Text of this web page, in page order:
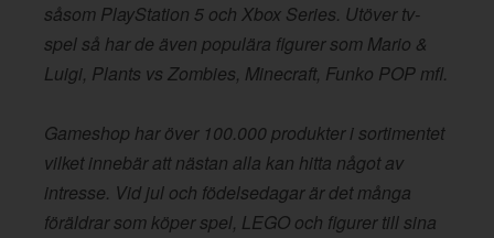
såsom PlayStation 5 och Xbox Series. Utöver tv-
spel så har de även populära figurer som Mario &
Luigi, Plants vs Zombies, Minecraft, Funko POP mfl.
Gameshop har över 100.000 produkter i sortimentet
vilket innebär att nästan alla kan hitta något av
intresse. Vid jul och födelsedagar är det många
föräldrar som köper spel, LEGO och figurer till sina